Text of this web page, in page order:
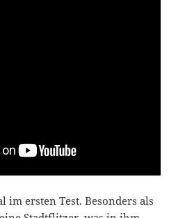
im ersten Test. Besonders als